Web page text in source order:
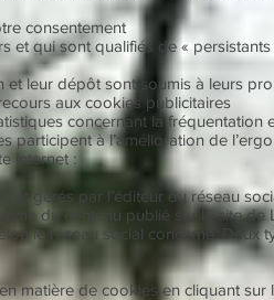
consentement
et qui sont qualifiés de «
et leur dépôt sont soumis à leurs
aux cookies publicitaires
concernant la fréquentation
participent à l’amélioration de
internet :
gérés par l’éditeur du réseau
du contenu publié sur le site de
le réseau social concerné.
matière de cookies en cliquant sur